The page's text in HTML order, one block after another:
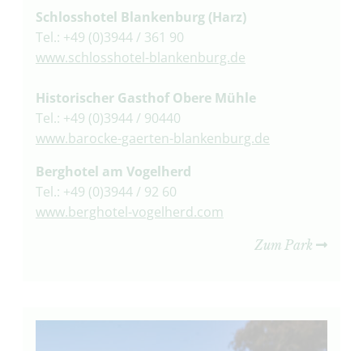
Schlosshotel Blankenburg (Harz)
Tel.: +49 (0)3944 / 361 90
www.schlosshotel-blankenburg.de
Historischer Gasthof Obere Mühle
Tel.: +49 (0)3944 / 90440
www.barocke-gaerten-blankenburg.de
Berghotel am Vogelherd
Tel.: +49 (0)3944 / 92 60
www.berghotel-vogelherd.com
Zum Park